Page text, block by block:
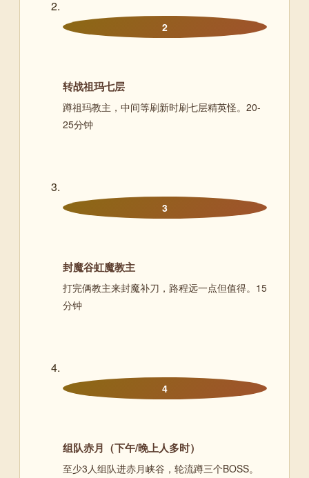
2
转战祖玛七层
蹲祖玛教主，中间等刷新时刷七层精英怪。20-
25分钟
3
封魔谷虹魔教主
打完俩教主来封魔补刀，路程远一点但值得。15
分钟
4
组队赤月（下午/晚上人多时）
至少3人组队进赤月峡谷，轮流蹲三个BOSS。